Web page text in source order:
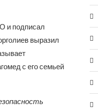
и подписал
выразил
с его семьей